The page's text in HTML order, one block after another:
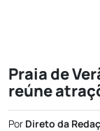
Praia de
reúne
Por Direto da